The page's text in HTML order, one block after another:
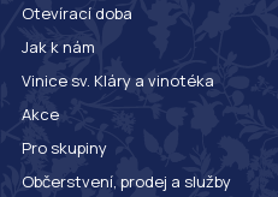
Otevírací doba
Jak k nám
Vinice sv. Kláry a vinotéka
Akce
Pro skupiny
Občerstvení, prodej a služby